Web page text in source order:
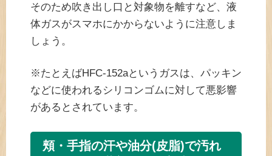
そのため吹き出し口と対象物を離すなど、液
体ガスがスマホにかからないように注意しま
しょう。
※たとえばHFC-152aというガスは、パッキン
などに使われるシリコンゴムに対して悪影響
があるとされています。
頬・手指の汗や油分(皮脂)で汚れ